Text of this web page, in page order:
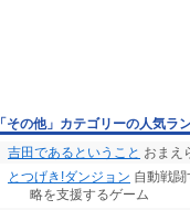
「その他」カテゴリーの人気ラ
吉田であるということ おまえ
とつげき!ダンジョン 自動戦
略を支援するゲーム